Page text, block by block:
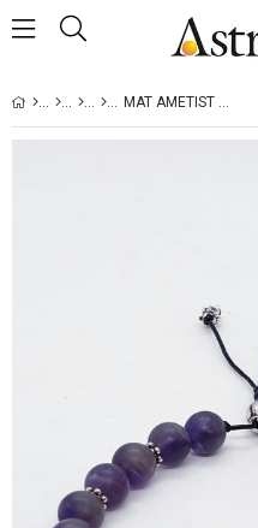
MAT AMETIST ERKEK BILEKLIK